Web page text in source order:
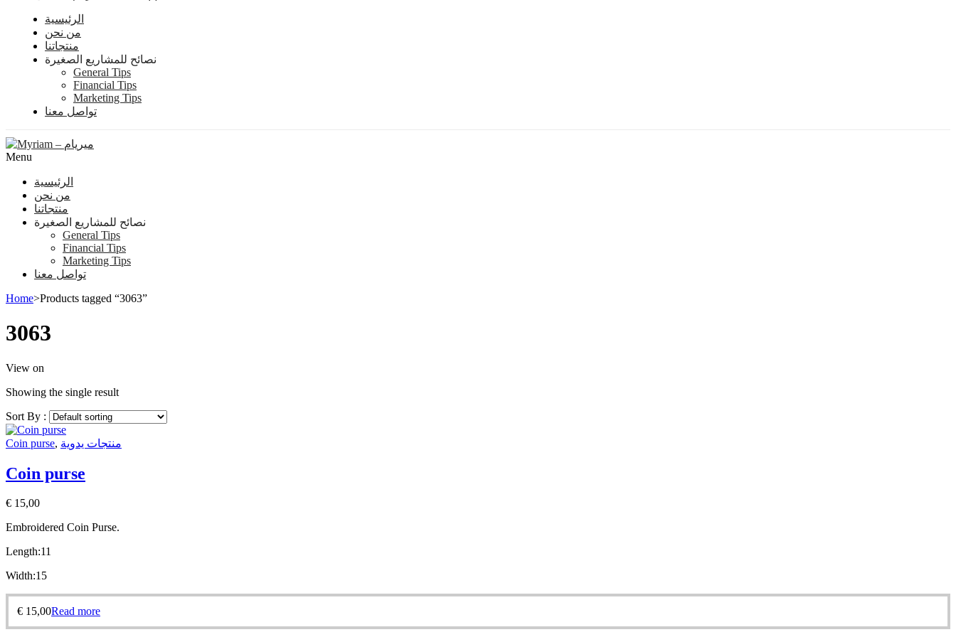
الرئيسية
من نحن
منتجاتنا
نصائح للمشاريع الصغيرة
General Tips
Financial Tips
Marketing Tips
تواصل معنا
Menu
الرئيسية
من نحن
منتجاتنا
نصائح للمشاريع الصغيرة
General Tips
Financial Tips
Marketing Tips
تواصل معنا
Home>Products tagged “3063”
3063
View on
Showing the single result
Sort By :
Coin purse, منتجات يدوية
Coin purse
€ 15,00
Embroidered Coin Purse.
Length:11
Width:15
€ 15,00Read more